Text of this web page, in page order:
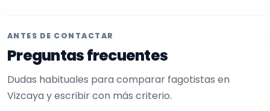
ANTES DE CONTACTAR
Preguntas frecuentes
Dudas habituales para comparar fagotistas en
Vizcaya y escribir con más criterio.